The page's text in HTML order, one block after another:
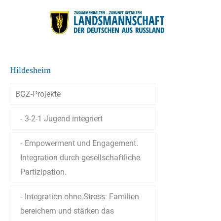
Hildesheim
BGZ-Projekte
3-2-1 Jugend integriert
Empowerment und Engagement.
Integration durch gesellschaftliche
Partizipation.
Integration ohne Stress: Familien
bereichern und stärken das